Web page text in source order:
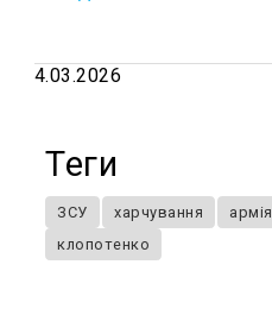
4.03.2026
Теги
ЗСУ харчування армія
клопотенко